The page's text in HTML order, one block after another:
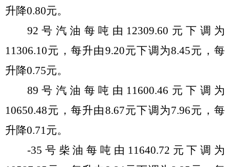
升降0.80元。
92 号汽油每吨由 12309.60 元下调 为
11306.10元，每升由9.20元下调 为8.45元，每
升降0.75元。
89 号汽油每吨由 11600.46 元下调 为
10650.48元，每升由8.67元下调 为7.96元 ，每
升降0.71元。
-35 号柴油每吨由 11640.72 元下调 为